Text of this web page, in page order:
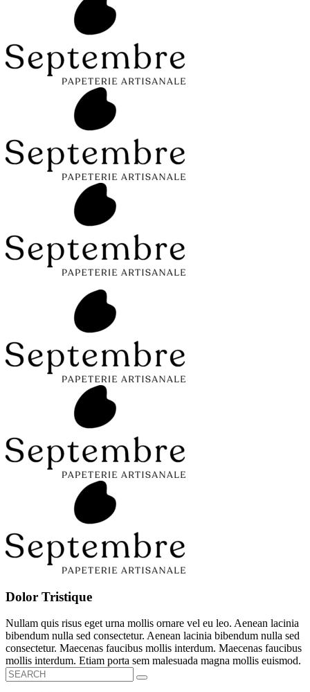
Dolor Tristique
Nullam quis risus eget urna mollis ornare vel eu leo. Aenean lacinia
bibendum nulla sed consectetur. Aenean lacinia bibendum nulla sed
consectetur. Maecenas faucibus mollis interdum. Maecenas faucibus
mollis interdum. Etiam porta sem malesuada magna mollis euismod.